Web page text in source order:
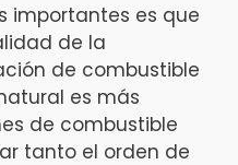
importantes es que
de la
de combustible
es más
de combustible
tanto el orden de